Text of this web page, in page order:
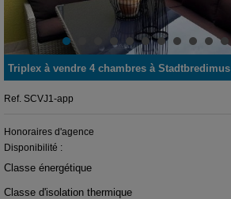
Triplex à vendre 4 chambres à Stadtbredimus
Ref. SCVJ1-app
Honoraires d'agence
Disponibilité :
Classe énergétique
Classe d'isolation thermique